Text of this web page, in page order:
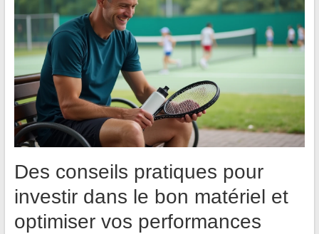
Des conseils pratiques pour
investir dans le bon matériel et
optimiser vos performances